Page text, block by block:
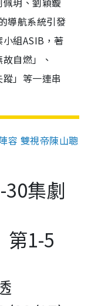
導航系統引發
組ASIB，著
自燃」、
蹤」等一連串
容 雙視帝陳山聰
集劇
第1-5